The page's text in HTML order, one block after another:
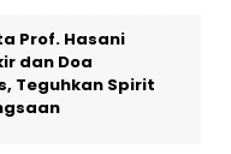
Prof. Hasani
dan Doa
Teguhkan Spirit